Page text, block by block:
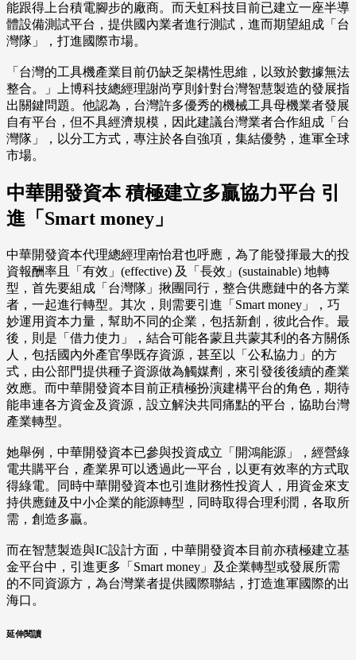
能跟得上台積電腳步的廠商。而天虹科技目前已建立一座半導
體設備測試平台，提供國內業者進行測試，進而期望組成「台
灣隊」，打進國際市場。
「台灣的工具機產業目前仍缺乏架構性思維，以致於數據無法
整合。」上博科技總經理謝尚亨則針對台灣智慧製造的發展指
出關鍵問題。他認為，台灣許多優秀的機械工具母機業者發展
自有平台，但不具經濟規模，因此建議台灣業者合作組成「台
灣隊」，以分工方式，專注於各自強項，集結優勢，進軍全球
市場。
中華開發資本 積極建立多贏協力平台 引
進「Smart money」
中華開發資本代理總經理南怡君也呼應，為了能發揮最大的投
資報酬率且「有效」(effective) 及「長效」(sustainable) 地轉
型，首先要組成「台灣隊」揪團同行，整合供應鏈中的各方業
者，一起進行轉型。其次，則需要引進「Smart money」，巧
妙運用資本力量，幫助不同的企業，包括新創，彼此合作。最
後，則是「借力使力」，結合可能各蒙且共蒙其利的各⽅關係
⼈，包括國內外產官學既存資源，甚至以「公私協力」的方
式，由公部門提供種子資源做為觸媒劑，來引發後後續的產業
效應。而中華開發資本目前正積極扮演建構平台的角色，期待
能串連各方資金及資源，設立解決共同痛點的平台，協助台灣
產業轉型。
她舉例，中華開發資本已參與投資成立「開鴻能源」，經營綠
電共購平台，產業界可以透過此一平台，以更有效率的方式取
得綠電。同時中華開發資本也引進財務性投資人，用資金來支
持供應鏈及中小企業的能源轉型，同時取得合理利潤，各取所
需，創造多贏。
而在智慧製造與IC設計方面，中華開發資本目前亦積極建立基
金平台中，引進更多「Smart money」及企業轉型或發展所需
的不同資源方，為台灣業者提供國際聯結，打造進軍國際的出
海口。
延伸閱讀